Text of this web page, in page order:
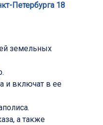
Петербурга 18
земельных
и включат в ее
а также